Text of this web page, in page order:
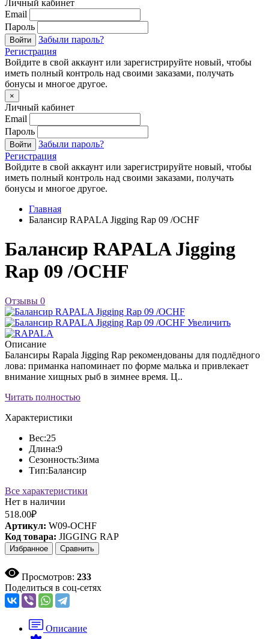
Личный кабинет
Email
Пароль
Войти
Забыли пароль?
Регистрация
Войдите в свой аккаунт или зарегистрируйте новый, чтобы
иметь полный контроль над своими заказами, получать
бонусы и многое другое.
×
Личный кабинет
Email
Пароль
Войти
Забыли пароль?
Регистрация
Войдите в свой аккаунт или зарегистрируйте новый, чтобы
иметь полный контроль над своими заказами, получать
бонусы и многое другое.
Главная
Балансир RAPALA Jigging Rap 09 /OCHF
Балансир RAPALA Jigging
Rap 09 /OCHF
Отзывы 0
Увеличить
Описание
Балансиры Rapala Jigging Rap рекомендованы для подлёдного
лова: приманка напоминает по форме малька и привлекает
внимание хищных рыб в зимнее время. Ц..
Читать полностью
Характеристики
Вес:25
Длина:9
Сезонность:Зима
Тип:Балансир
Все характеристики
Нет в наличии
518.00₽
Артикул: W09-OCHF
Код товара: JIGGING RAP
Избранное Сравнить
Просмотров: 233
Поделиться в соц-сетях
Описание